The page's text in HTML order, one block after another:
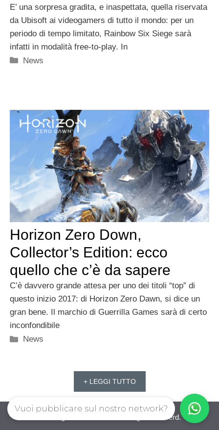
E’ una sorpresa gradita, e inaspettata, quella riservata
da Ubisoft ai videogamers di tutto il mondo: per un
periodo di tempo limitato, Rainbow Six Siege sarà
infatti in modalità free-to-play. In
Categorie
News
Horizon Zero Down,
Collector’s Edition: ecco
quello che c’è da sapere
C’è davvero grande attesa per uno dei titoli “top” di
questo inizio 2017: di Horizon Zero Dawn, si dice un
gran bene. Il marchio di Guerrilla Games sarà di certo
inconfondibile
Categorie
News
+ LEGGI TUTTO
iovideogioco.com © 2026. All right reserverd.
Vuoi pubblicare sul nostro network?